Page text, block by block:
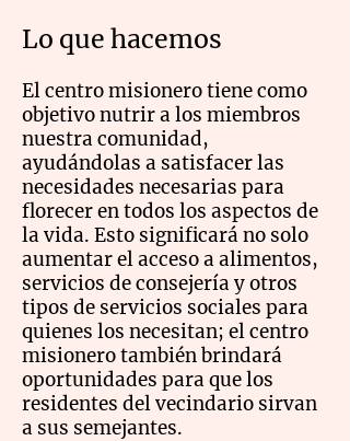
​Lo que hacemos
El centro misionero tiene como
objetivo nutrir a los miembros
nuestra comunidad,
ayudándolas a satisfacer las
necesidades necesarias para
florecer en todos los aspectos de
la vida. Esto significará no solo
aumentar el acceso a alimentos,
servicios de consejería y otros
tipos de servicios sociales para
quienes los necesitan; el centro
misionero también brindará
oportunidades para que los
residentes del vecindario sirvan
a sus semejantes.